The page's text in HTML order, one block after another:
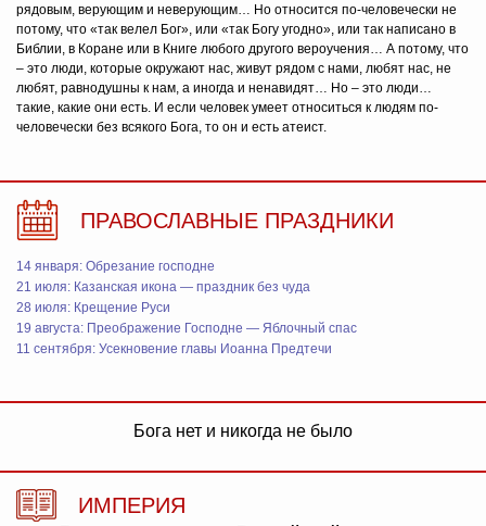
рядовым, верующим и неверующим… Но относится по-человечески не
потому, что «так велел Бог», или «так Богу угодно», или так написано в
Библии, в Коране или в Книге любого другого вероучения… А потому, что
– это люди, которые окружают нас, живут рядом с нами, любят нас, не
любят, равнодушны к нам, а иногда и ненавидят… Но – это люди…
такие, какие они есть. И если человек умеет относиться к людям по-
человечески без всякого Бога, то он и есть атеист.
ПРАВОСЛАВНЫЕ ПРАЗДНИКИ
14 января: Обрезание господне
21 июля: Казанская икона — праздник без чуда
28 июля: Крещение Руси
19 августа: Преображение Господне — Яблочный спас
11 сентября: Усекновение главы Иоанна Предтечи
Бога нет и никогда не было
ИМПЕРИЯ